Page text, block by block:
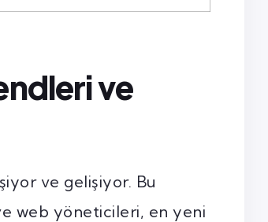
ve
ve gelişiyor. Bu
web yöneticileri, en yeni